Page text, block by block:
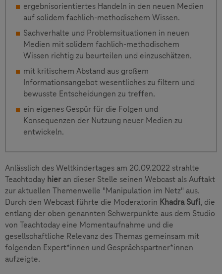
ergebnisorientiertes Handeln in den neuen Medien
auf solidem fachlich-methodischem Wissen.
Sachverhalte und Problemsituationen in neuen
Medien mit solidem fachlich-methodischem
Wissen richtig zu beurteilen und einzuschätzen.
mit kritischem Abstand aus großem
Informationsangebot wesentliches zu filtern und
bewusste Entscheidungen zu treffen.
ein eigenes Gespür für die Folgen und
Konsequenzen der Nutzung neuer Medien zu
entwickeln.
Anlässlich des Weltkindertages am 20.09.2022 strahlte
Teachtoday hier an dieser Stelle seinen Webcast als Auftakt
zur aktuellen Themenwelle "Manipulation im Netz" aus.
Durch den Webcast führte die Moderatorin Khadra Sufi, die
entlang der oben genannten Schwerpunkte aus dem Studio
von Teachtoday eine Momentaufnahme und die
gesellschaftliche Relevanz des Themas gemeinsam mit
folgenden Expert*innen und Gesprächspartner*innen
aufzeigte.